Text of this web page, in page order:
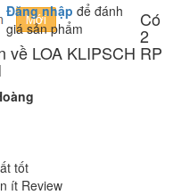
Đăng nhập để đánh
giá sản phẩm
Có
2
về LOA KLIPSCH RP
tốt
ít Review